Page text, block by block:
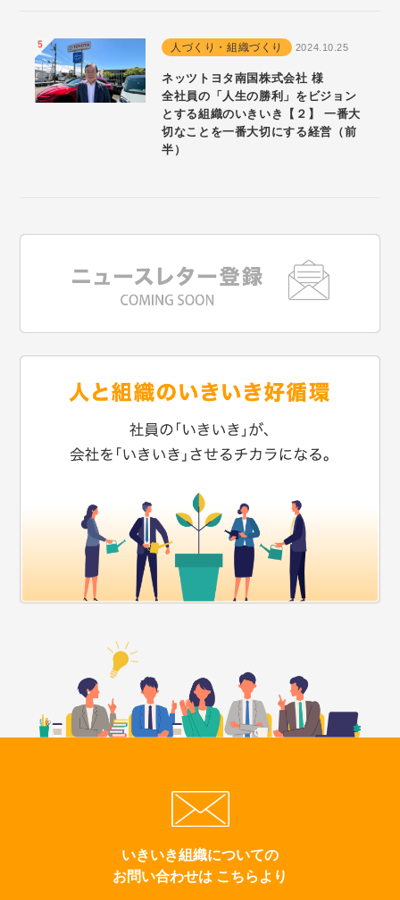
人づくり・組織づくり 2024.10.25
ネッツトヨタ南国株式会社 様
全社員の「人生の勝利」をビジョン
とする組織のいきいき【２】 一番大
切なことを一番大切にする経営（前
半）
いきいき組織についての
お問い合わせは こちらより